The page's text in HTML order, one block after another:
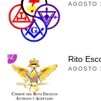
AGOSTO
02 Rito
AGOSTO